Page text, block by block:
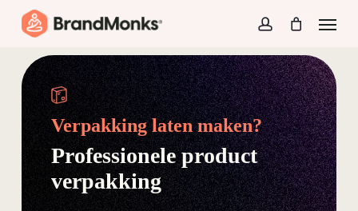
content
account
Verpakking laten maken?
Professionele product
verpakking